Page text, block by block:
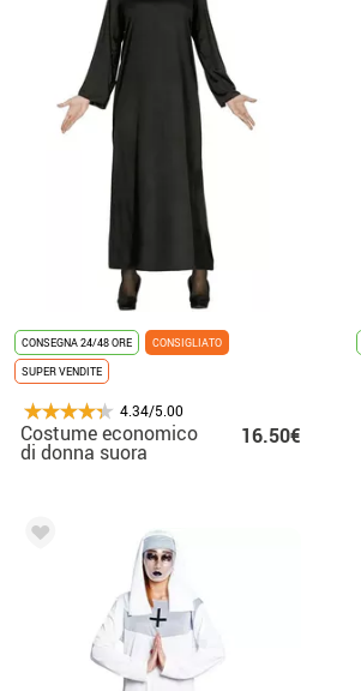
CONSEGNA 24/48 ORE
CONSIGLIATO
SUPER VENDITE
4.34/5.00
Costume economico
di donna suora
16.50€